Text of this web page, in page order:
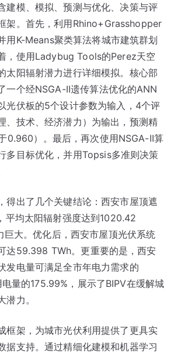
建模、模拟、预测与优化、决策与评
架。首先，利用Rhino+Grasshopper
用K-Means聚类算法将城市建筑群划
，使用Ladybug Tools的Perez天空
太阳辐射潜力进行详细模拟。核心部
一个经NSGA-II遗传算法优化的ANN
光伏板的5个设计参数为输入，4个评
、技术、经济潜力）为输出，预测精
0.960）。最后，再次使用NSGA-II算
多目标优化，并用Topsis多准则决策
得出了几个关键结论：西安市屋顶遮
平均太阳辐射强度达到1020.42
巨大。优化后，西安市屋顶光伏系统
达59.398 TWh。更重要的是，西安
发电量可满足全市年电力需求的
量的175.99%，展示了BIPV在缓解城
力。
框架，为城市光伏利用提供了更具实
据支持。通过精细化建模和机器学习